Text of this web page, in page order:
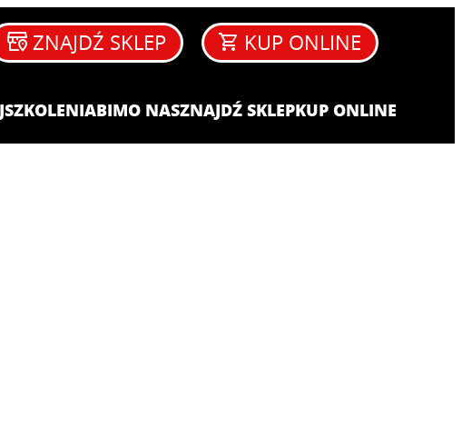
ZNAJDŹ SKLEP KUP ONLINE
SZKOLENIA​BIMO NASZNAJDŹ SKLEPKUP ONLINE